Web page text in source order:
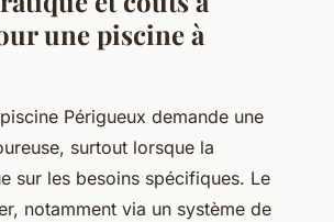
une piscine à
Périgueux demande une
surtout lorsque la
sur les besoins spécifiques. Le
notamment via un système de